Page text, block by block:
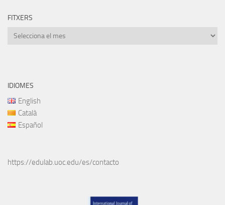
FITXERS
Fitxers
IDIOMES
English
Català
Español
https://edulab.uoc.edu/es/contacto